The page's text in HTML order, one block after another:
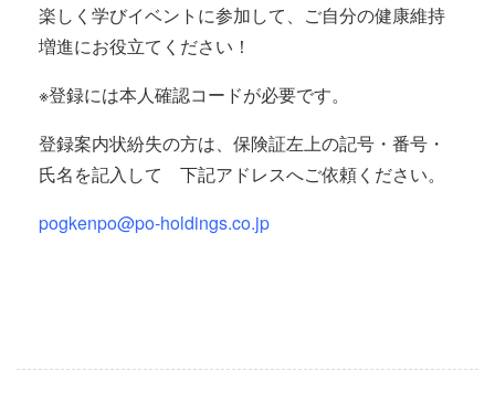
楽しく学びイベントに参加して、ご自分の健康維持
増進にお役立てください！
※登録には本人確認コードが必要です。
登録案内状紛失の方は、保険証左上の記号・番号・
氏名を記入して 下記アドレスへご依頼ください。
pogkenpo@po-holdings.co.jp